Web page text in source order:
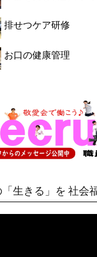
排せつケア研修
お口の健康管理
生きる」を 社会